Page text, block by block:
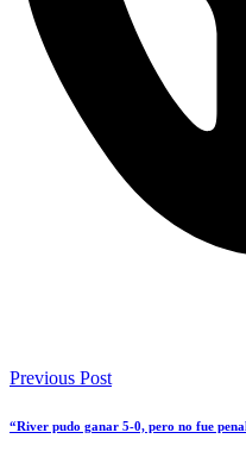
Previous Post
“River pudo ganar 5-0, pero no fue